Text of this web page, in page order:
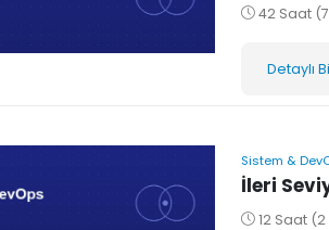
42 Saat
Detaylı
Sistem &
İleri
12 Saat (2